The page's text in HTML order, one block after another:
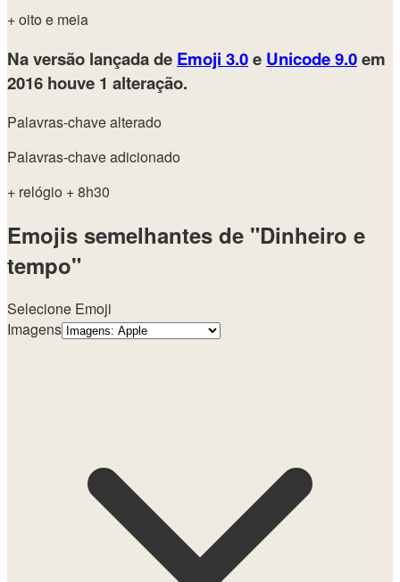
+ oito e meia
Na versão lançada de Emoji 3.0e Unicode 9.0em
2016 houve 1 alteração.
Palavras-chave alterado
Palavras-chave adicionado
+ relógio + 8h30
Emojis semelhantes de "Dinheiro e
tempo"
Selecione Emoji
Imagens